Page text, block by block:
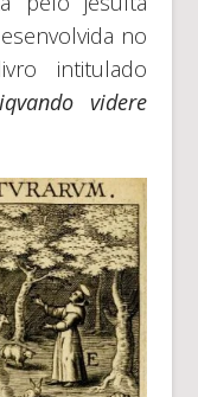
no
intitulado
videre